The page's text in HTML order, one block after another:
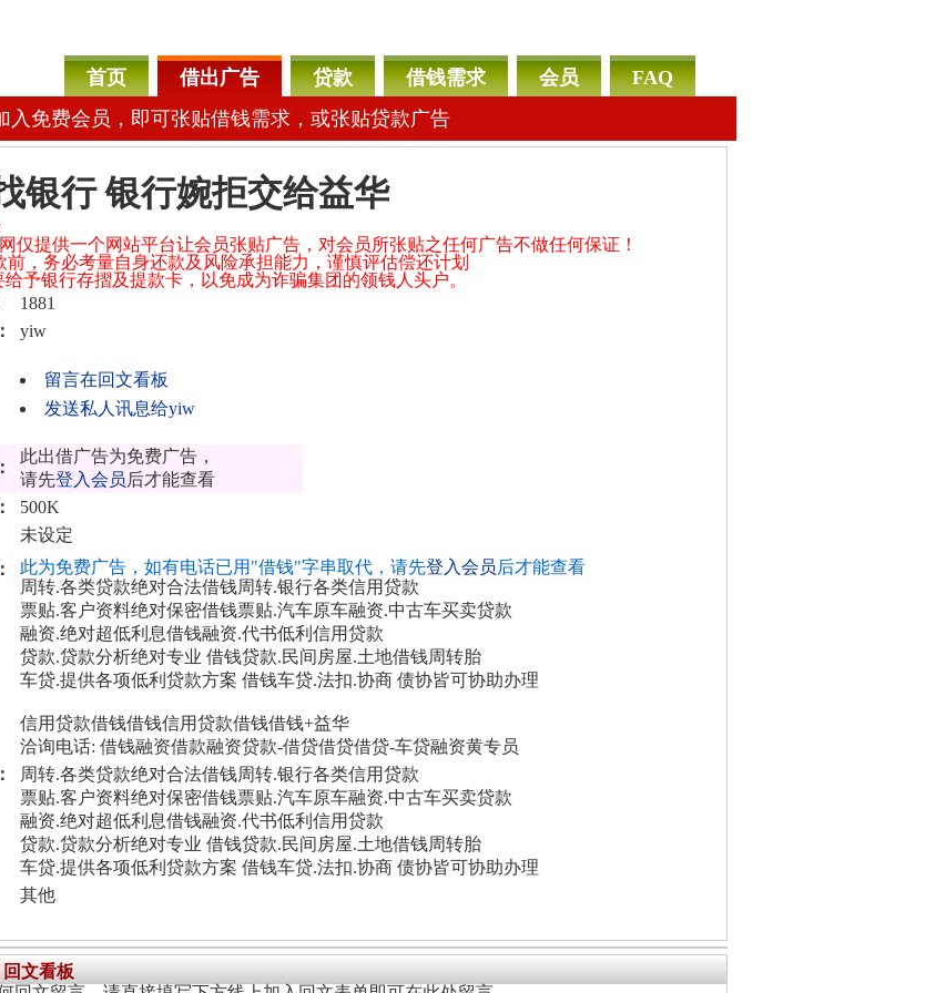
首页 借出广告 贷款 借钱需求 会员
FAQ
入免费会员，即可张贴借钱需求，或张贴贷款广告
银行 银行婉拒交给益华
仅提供一个网站平台让会员张贴广告，对会员所张贴之任何广告不做任何保证！
前，务必考量自身还款及风险承担能力，谨慎评估偿还计划
予银行存摺及提款卡，以免成为诈骗集团的领钱人头户。
1881
yiw
留言在回文看板
发送私人讯息给yiw
此出借广告为免费广告，
请先登入会员后才能查看
500K
未设定
此为免费广告，如有电话已用"借钱"字串取代，请先登入会员后才能查看
周转.各类贷款绝对合法借钱周转.银行各类信用贷款
票贴.客户资料绝对保密借钱票贴.汽车原车融资.中古车买卖贷款
融资.绝对超低利息借钱融资.代书低利信用贷款
贷款.贷款分析绝对专业 借钱贷款.民间房屋.土地借钱周转胎
车贷.提供各项低利贷款方案 借钱车贷.法扣.协商 债协皆可协助办理
信用贷款借钱借钱信用贷款借钱借钱+益华
洽询电话: 借钱融资借款融资贷款-借贷借贷借贷-车贷融资黄专员
周转.各类贷款绝对合法借钱周转.银行各类信用贷款
票贴.客户资料绝对保密借钱票贴.汽车原车融资.中古车买卖贷款
融资.绝对超低利息借钱融资.代书低利信用贷款
贷款.贷款分析绝对专业 借钱贷款.民间房屋.土地借钱周转胎
车贷.提供各项低利贷款方案 借钱车贷.法扣.协商 债协皆可协助办理
其他
回文看板